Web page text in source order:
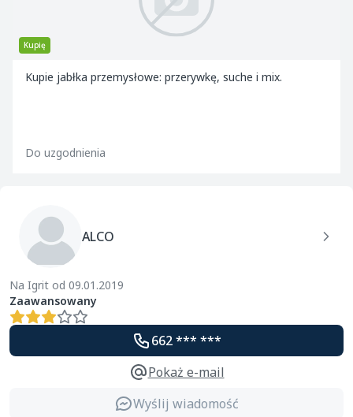
Kupię
Kupie jabłka przemysłowe: przerywkę, suche i mix.
Do uzgodnienia
ALCO
Na Igrit od 09.01.2019
Zaawansowany
662 *** ***
Pokaż e-mail
Wyślij wiadomość